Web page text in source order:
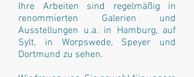
Ihre Arbeiten sind regelmäßig in
renommierten Galerien und
Ausstellungen u.a. in Hamburg, auf
Sylt, in Worpswede, Speyer und
Dortmund zu sehen.